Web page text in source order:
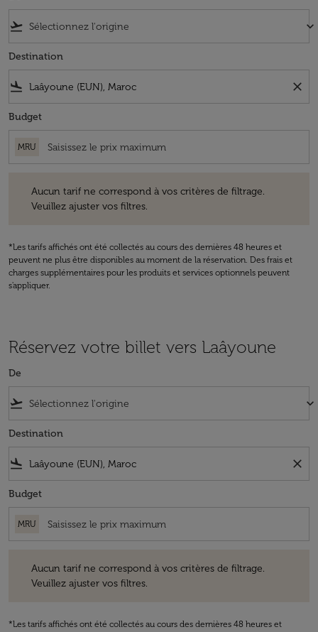
flight_takeoff keyboard_arrow_down
Destination
flight_land close
Budget
MRU
Aucun tarif ne correspond à vos critères de filtrage.
Veuillez ajuster vos filtres.
*Les tarifs affichés ont été collectés au cours des dernières 48 heures et
peuvent ne plus être disponibles au moment de la réservation. Des frais et
charges supplémentaires pour les produits et services optionnels peuvent
s'appliquer.
Réservez votre billet vers Laâyoune
De
flight_takeoff keyboard_arrow_down
Destination
flight_land close
Budget
MRU
Aucun tarif ne correspond à vos critères de filtrage.
Veuillez ajuster vos filtres.
*Les tarifs affichés ont été collectés au cours des dernières 48 heures et